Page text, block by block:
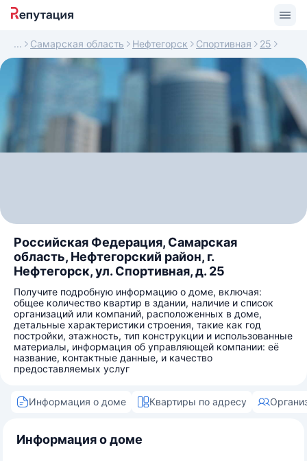
Самарская область Нефтегорск Спортивная 25
Российская Федерация, Самарская
область, Нефтегорский район, г.
Нефтегорск, ул. Спортивная, д. 25
Получите подробную информацию о доме, включая:
общее количество квартир в здании, наличие и список
организаций или компаний, расположенных в доме,
детальные характеристики строения, такие как год
постройки, этажность, тип конструкции и использованные
материалы, информация об управляющей компании: её
название, контактные данные, и качество
предоставляемых услуг
Информация о доме Квартиры по адресу
Информация о доме